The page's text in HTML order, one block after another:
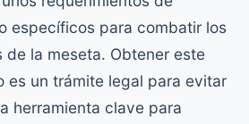
específicos para combatir los
de la meseta. Obtener este
es un trámite legal para evitar
herramienta clave para